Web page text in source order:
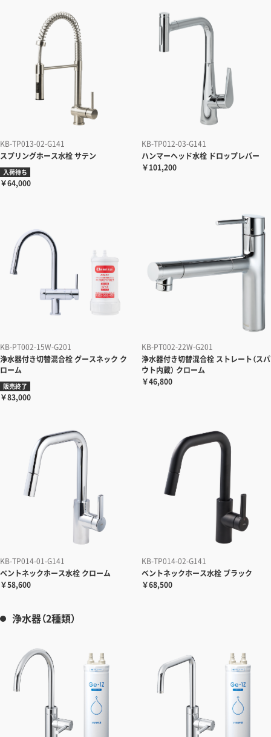
KB-TP013-02-G141
スプリングホース水栓サテン
入荷待ち
￥64,000
KB-TP012-03-G141
ハンマーヘッド水栓 ドロップレバー
￥101,200
KB-PT002-15W-G201
浄水器付き切替混合栓グースネック ク
ローム
販売終了
￥83,000
KB-PT002-22W-G201
浄水器付き切替混合栓 ストレート（スパ
ウト内蔵） クローム
￥46,800
KB-TP014-01-G141
ベントネックホース水栓 クローム
￥58,600
KB-TP014-02-G141
ベントネックホース水栓 ブラック
￥68,500
浄水器（2種類）